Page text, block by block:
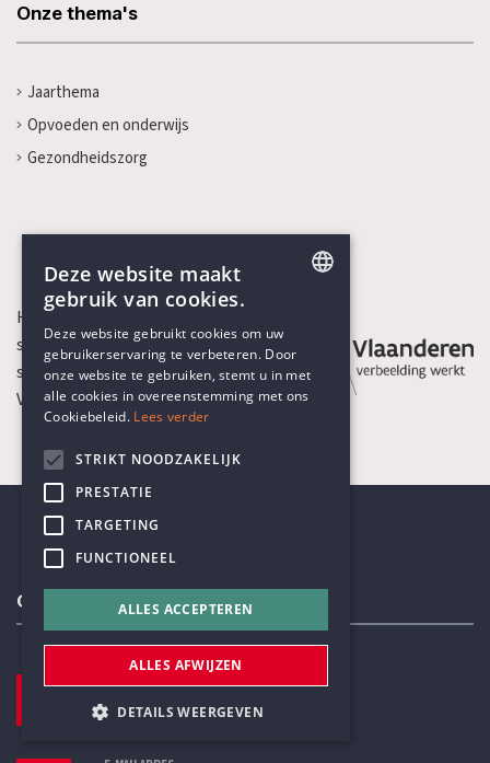
Onze thema's
Jaarthema
Opvoeden en onderwijs
Gezondheidszorg
Het Humanistisch Verbond is een
sociaal-culturele organisatie die
subsidies ontvangt van de
Vlaamse Gemeenschap
Contactgegevens
+32 3 233 70 32
DUTCH
Deze website maakt
gebruik van cookies.
Deze website gebruikt cookies om uw
gebruikerservaring te verbeteren. Door
onze website te gebruiken, stemt u in met
alle cookies in overeenstemming met ons
Cookiebeleid. Lees verder
STRIKT NOODZAKELIJK
PRESTATIE
TARGETING
FUNCTIONEEL
ALLES ACCEPTEREN
ALLES AFWIJZEN
DETAILS WEERGEVEN